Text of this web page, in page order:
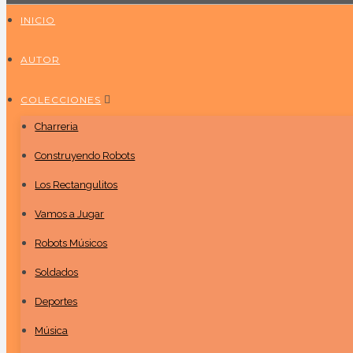
INICIO
AUTOR
COLECCIONES
Charreria
Construyendo Robots
Los Rectangulitos
Vamos a Jugar
Robots Músicos
Soldados
Deportes
Música